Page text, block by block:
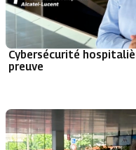
Cybersécurité
preuve